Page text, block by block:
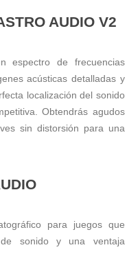
AUDIO V2
espectro de frecuencias
acústicas detalladas y
localización del sonido
Obtendrás agudos
sin distorsión para una
para juegos que
de sonido y una ventaja